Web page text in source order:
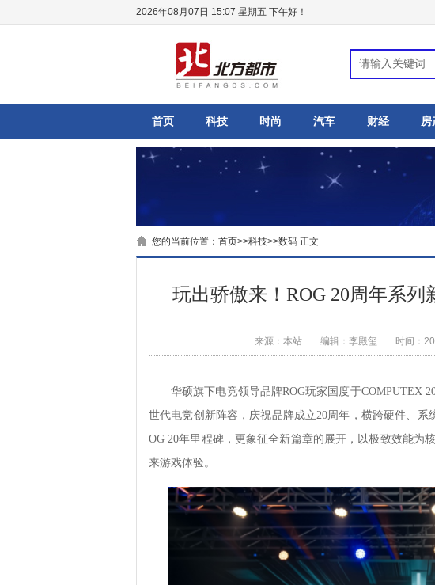
2026年08月07日 15:07 星期五 下午好！
首页 科技 时尚 汽车 财经 房
您的当前位置： 首页>>科技>>数码 正文
玩出骄傲来！ROG 20周年系列
来源：本站 编辑：李殿玺 时间：
华硕旗下电竞领导品牌ROG玩家国度于COMPUTEX
世代电竞创新阵容，庆祝品牌成立20周年，横跨硬件、
OG 20年里程碑，更象征全新篇章的展开，以极致效能为
来游戏体验。